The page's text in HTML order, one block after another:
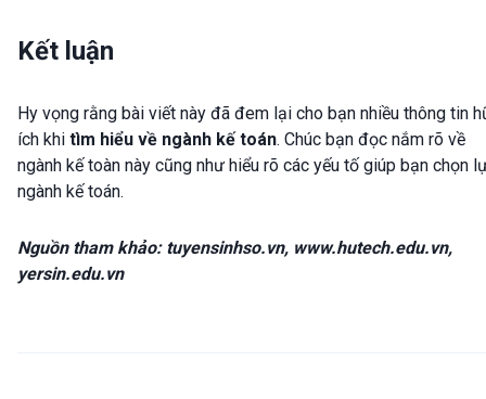
Kết luận
Hy vọng rằng bài viết này đã đem lại cho bạn nhiều thông tin
ích khi tìm hiểu về ngành kế toán. Chúc bạn đọc nắm rõ về
ngành kế toàn này cũng như hiểu rõ các yếu tố giúp bạn chọn
ngành kế toán.
Nguồn tham khảo: tuyensinhso.vn, www.hutech.edu.vn,
yersin.edu.vn